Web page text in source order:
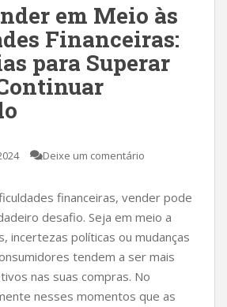
em Meio às
Financeiras:
para Superar
Deixe um comentário
financeiras, vender pode
desafio. Seja em meio a
incertezas políticas ou mudanças
tendem a ser mais
nas suas compras. No
nesses momentos que as